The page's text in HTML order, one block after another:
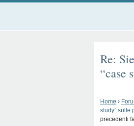
Re:
“case
Home ›
study” sulle
precedenti